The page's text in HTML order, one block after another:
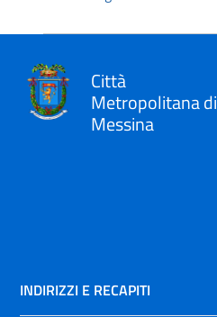
Città
Metropolitana di
Messina
INDIRIZZI E RECAPITI